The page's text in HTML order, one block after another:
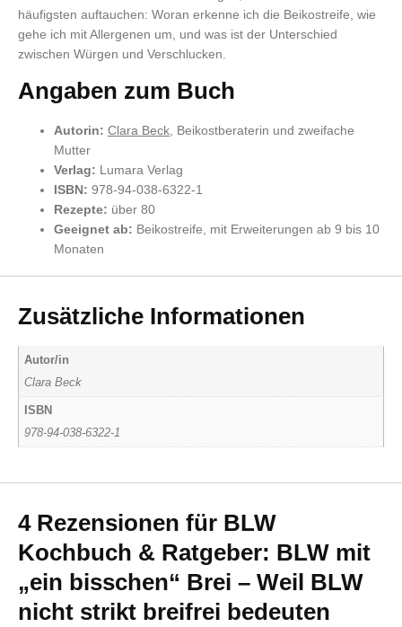
häufigsten auftauchen: Woran erkenne ich die Beikostreife, wie
gehe ich mit Allergenen um, und was ist der Unterschied
zwischen Würgen und Verschlucken.
Angaben zum Buch
Autorin: Clara Beck , Beikostberaterin und zweifache
Mutter
Verlag: Lumara Verlag
ISBN: 978-94-038-6322-1
Rezepte: über 80
Geeignet ab: Beikostreife, mit Erweiterungen ab 9 bis 10
Monaten
Zusätzliche Informationen
Autor/in
Clara Beck
ISBN
978-94-038-6322-1
4 Rezensionen für BLW
Kochbuch & Ratgeber: BLW mit
„ein bisschen“ Brei – Weil BLW
nicht strikt breifrei bedeuten